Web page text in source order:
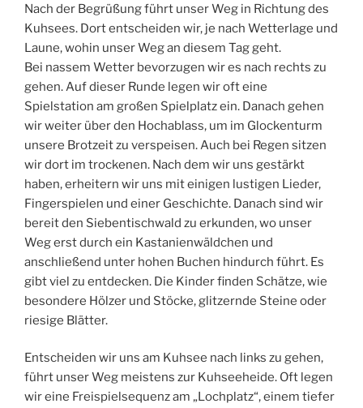
Nach der Begrüßung führt unser Weg in Richtung des
Kuhsees. Dort entscheiden wir, je nach Wetterlage und
Laune, wohin unser Weg an diesem Tag geht.
Bei nassem Wetter bevorzugen wir es nach rechts zu
gehen. Auf dieser Runde legen wir oft eine
Spielstation am großen Spielplatz ein. Danach gehen
wir weiter über den Hochablass, um im Glockenturm
unsere Brotzeit zu verspeisen. Auch bei Regen sitzen
wir dort im trockenen. Nach dem wir uns gestärkt
haben, erheitern wir uns mit einigen lustigen Lieder,
Fingerspielen und einer Geschichte. Danach sind wir
bereit den Siebentischwald zu erkunden, wo unser
Weg erst durch ein Kastanienwäldchen und
anschließend unter hohen Buchen hindurch führt. Es
gibt viel zu entdecken. Die Kinder finden Schätze, wie
besondere Hölzer und Stöcke, glitzernde Steine oder
riesige Blätter.
Entscheiden wir uns am Kuhsee nach links zu gehen,
führt unser Weg meistens zur Kuhseeheide. Oft legen
wir eine Freispielsequenz am „Lochplatz“, einem tiefer